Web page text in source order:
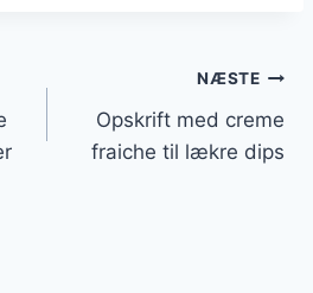
NÆSTE
Opskrift med creme
fraiche til lækre dips